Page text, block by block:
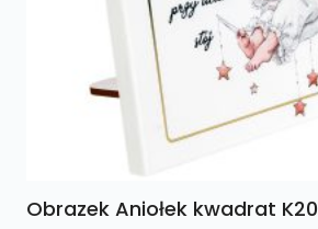
Obrazek Aniołek kwadrat